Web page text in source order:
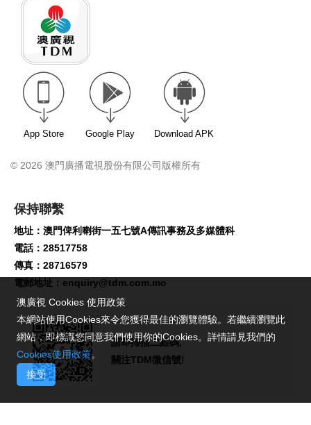
App Store Google Play Download APK
© 2026 澳門廣播電視股份有限公司版權所有
保持聯繫
地址：澳門俾利喇街一五七號A傳訊事務及多媒體科
電話：28517758
傳真：28716579
電郵地址： enquiry@tdm.com.mo
請即掃描二維碼,
關注TDM微信號!
澳廣視 Cookies 使用政策
本網站使用Cookies來令您獲得最佳的瀏覽體驗。若繼續瀏覽此
網站，即標識您同意我們使用你的Cookies。詳情請見我們的
Cookies使用政策。
接受